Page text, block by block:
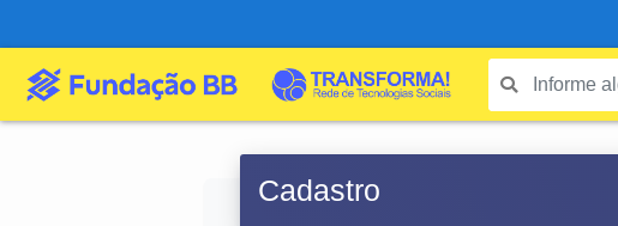
Cadastro